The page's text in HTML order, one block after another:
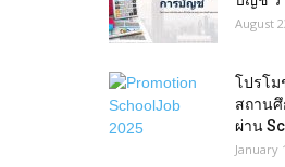
August
โปรโม
สถาน
ผ่าน
January